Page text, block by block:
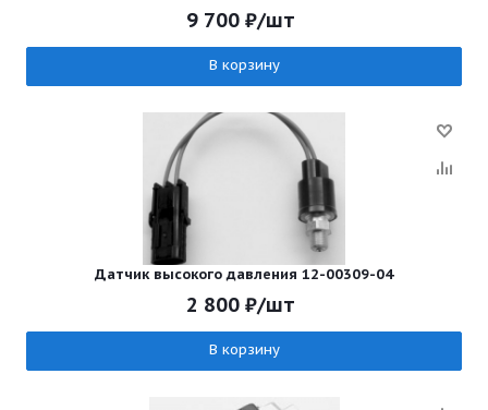
9 700₽/шт
В корзину
Датчик высокого давления 12-00309-04
2 800₽/шт
В корзину